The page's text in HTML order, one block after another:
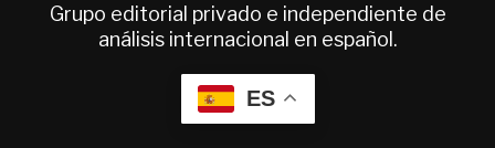
Grupo editorial privado e independiente de
análisis internacional en español.
ES